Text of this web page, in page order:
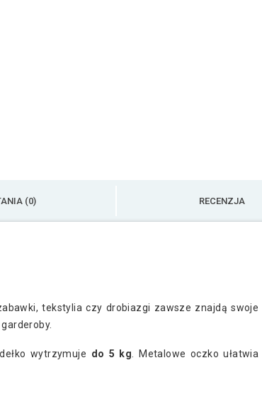
(0) RECENZJA
tekstylia czy drobiazgi zawsze znajdą swoje
wytrzymuje do 5 kg . Metalowe oczko ułatwia